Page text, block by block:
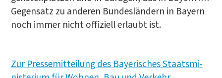
Gegen­satz zu ande­ren Bun­des­län­dern in Bay­ern
noch immer nicht offi­zi­ell erlaubt ist.
Zur Pres­se­mit­tei­lung des Baye­ri­sches Staats­mi­